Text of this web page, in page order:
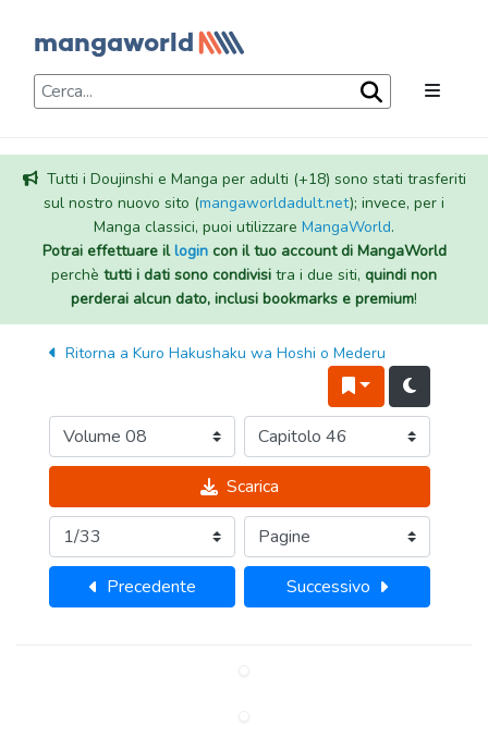
Tutti i Doujinshi e Manga per adulti (+18) sono stati trasferiti
sul nostro nuovo sito (mangaworldadult.net); invece, per i
Manga classici, puoi utilizzare MangaWorld.
Potrai effettuare illogincon il tuo account di MangaWorld
perchè tutti i dati sono condivisi tra i due siti, quindi non
perderai alcun dato, inclusi bookmarks e premium!
Ritorna a Kuro Hakushaku wa Hoshi o Mederu
Scarica
Precedente Successivo